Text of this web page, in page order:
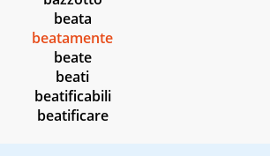
beata
beatamente
beate
beati
beatificabili
beatificare